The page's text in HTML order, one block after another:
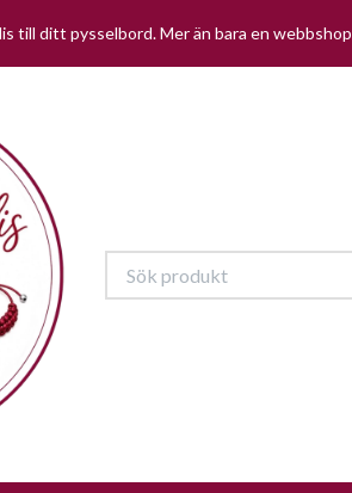
till ditt pysselbord. Mer än bara en